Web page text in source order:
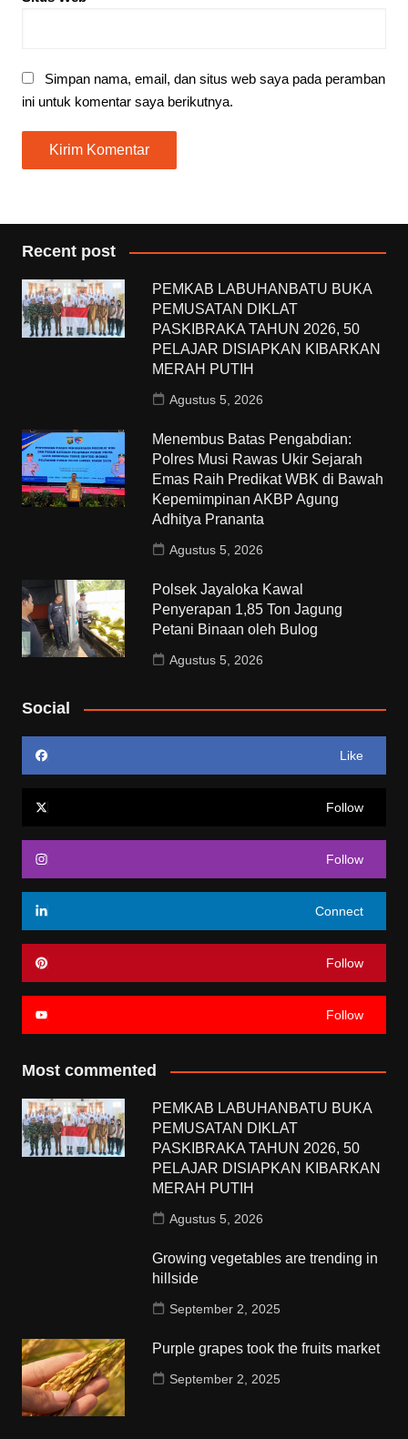
Simpan nama, email, dan situs web saya pada peramban
ini untuk komentar saya berikutnya.
Recent post
PEMKAB LABUHANBATU BUKA
PEMUSATAN DIKLAT
PASKIBRAKA TAHUN 2026, 50
PELAJAR DISIAPKAN KIBARKAN
MERAH PUTIH
Agustus 5, 2026
Menembus Batas Pengabdian:
Polres Musi Rawas Ukir Sejarah
Emas Raih Predikat WBK di Bawah
Kepemimpinan AKBP Agung
Adhitya Prananta
Agustus 5, 2026
Polsek Jayaloka Kawal
Penyerapan 1,85 Ton Jagung
Petani Binaan oleh Bulog
Agustus 5, 2026
Social
Like
Follow
Follow
Connect
Follow
Follow
Most commented
PEMKAB LABUHANBATU BUKA
PEMUSATAN DIKLAT
PASKIBRAKA TAHUN 2026, 50
PELAJAR DISIAPKAN KIBARKAN
MERAH PUTIH
Agustus 5, 2026
Growing vegetables are trending in
hillside
September 2, 2025
Purple grapes took the fruits market
September 2, 2025